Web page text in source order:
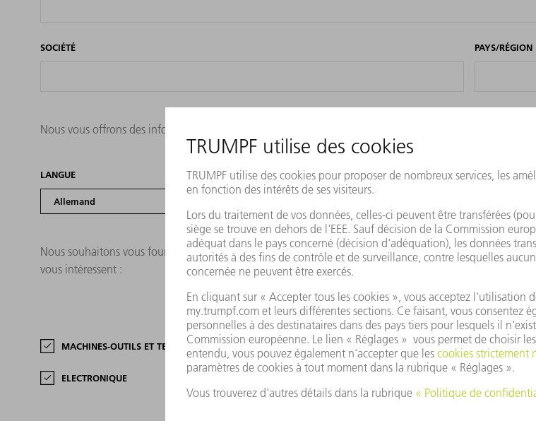
SOCIÉTÉ PAYS/RÉGION
Nous vous offrons des informations dans la langue de votre pays. Si ce n'est pas possible, quelle langue
LANGUE
Nous souhaitons vous fournir des informations correspondant le mieux possible à vos domaines
vous intéressent :
MACHINES-OUTILS ET TECHNOLOGIE LASER
ELECTRONIQUE